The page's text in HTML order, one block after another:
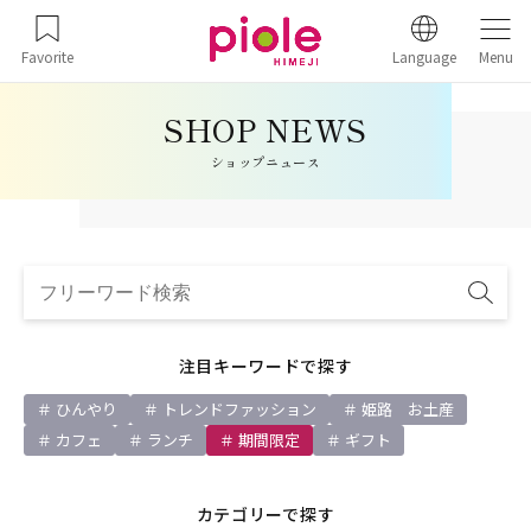
Favorite Language Menu
ショップニュース
注目キーワードで探す
ひんやり トレンドファッション
姫路 お土産
カフェ
ランチ 期間限定 ギフト
カテゴリーで探す